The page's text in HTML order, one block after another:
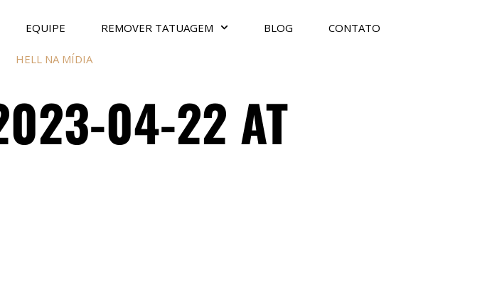
EQUIPE REMOVER TATUAGEM BLOG CONTATO
HELL NA MÍDIA
04-22 AT